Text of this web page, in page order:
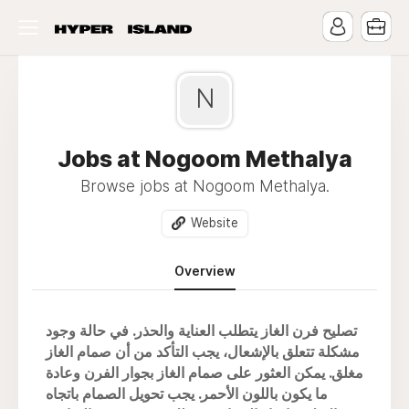
N
Jobs at Nogoom Methalya
Browse jobs at Nogoom Methalya.
Website
Overview
تصليح فرن الغاز يتطلب العناية والحذر. في حالة وجود
مشكلة تتعلق بالإشعال، يجب التأكد من أن صمام الغاز
مغلق. يمكن العثور على صمام الغاز بجوار الفرن وعادة
ما يكون باللون الأحمر. يجب تحويل الصمام باتجاه